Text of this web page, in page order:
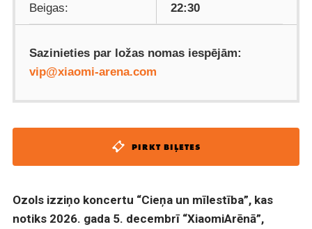
Beigas: 22:30
Sazinieties par ložas nomas iespējām:
vip@xiaomi-arena.com
PIRKT BIĻETES
Ozols izziņo koncertu “Cieņa un mīlestība”, kas
notiks 2026. gada 5. decembrī “XiaomiArēnā”,